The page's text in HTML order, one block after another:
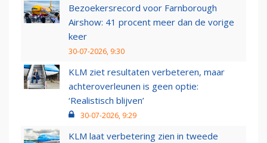
Bezoekersrecord voor Farnborough
Airshow: 41 procent meer dan de vorige
keer
30-07-2026, 9:30
KLM ziet resultaten verbeteren, maar
achteroverleunen is geen optie:
‘Realistisch blijven’
30-07-2026, 9:29
KLM laat verbetering zien in tweede